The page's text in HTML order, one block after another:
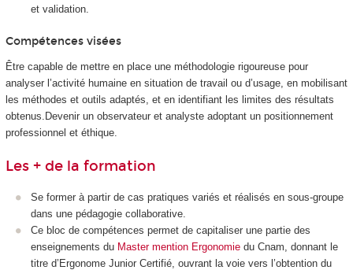
et validation.
Compétences visées
Être capable de mettre en place une méthodologie rigoureuse pour
analyser l’activité humaine en situation de travail ou d’usage, en mobilisant
les méthodes et outils adaptés, et en identifiant les limites des résultats
obtenus.Devenir un observateur et analyste adoptant un positionnement
professionnel et éthique.
Les + de la formation
Se former à partir de cas pratiques variés et réalisés en sous-groupe
dans une pédagogie collaborative.
Ce bloc de compétences permet de capitaliser une partie des
enseignements du Master mention Ergonomie du Cnam, donnant le
titre d’Ergonome Junior Certifié, ouvrant la voie vers l’obtention du